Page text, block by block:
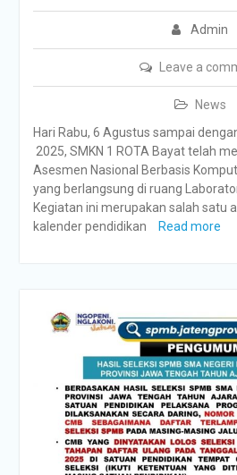
Admin
Leave a
News
Hari Rabu, 6 Agustus sampai
2025, SMKN 1 ROTA Bayat telah
Asesmen Nasional Berbasis
yang berlangsung di ruang
Kegiatan ini merupakan salah satu
kalender pendidikan
Read more